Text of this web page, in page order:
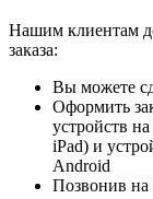
Нашим клиентам
заказа:
Вы можете
Оформить
устройств
iPad) и
Android
Позвонив на